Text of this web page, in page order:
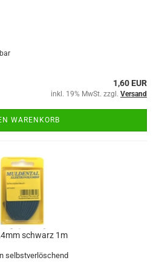
1,60 EUR
inkl. 19% MwSt. zzgl. Versand
WARENKORB
schwarz 1m
selbstverlöschend